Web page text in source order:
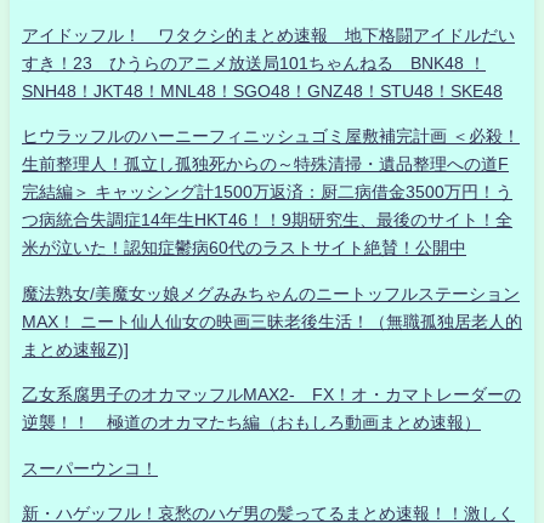
アイドッフル！ ワタクシ的まとめ速報 地下格闘アイドルだい
すき！23 ひうらのアニメ放送局101ちゃんねる BNK48 ！
SNH48！JKT48！MNL48！SGO48！GNZ48！STU48！SKE48
ヒウラッフルのハーニーフィニッシュゴミ屋敷補完計画 ＜必殺！
生前整理人！孤立し孤独死からの～特殊清掃・遺品整理への道F
完結編＞ キャッシング計1500万返済：厨二病借金3500万円！う
つ病統合失調症14年生HKT46！！9期研究生、最後のサイト！全
米が泣いた！認知症鬱病60代のラストサイト絶賛！公開中
魔法熟女/美魔女ッ娘メグみみちゃんのニートッフルステーション
MAX！ ニート仙人仙女の映画三昧老後生活！（無職孤独居老人的
まとめ速報Z)]
乙女系腐男子のオカマッフルMAX2- FX！オ・カマトレーダーの
逆襲！！ 極道のオカマたち編（おもしろ動画まとめ速報）
スーパーウンコ！
新・ハゲッフル！哀愁のハゲ男の髪ってるまとめ速報！！激しく